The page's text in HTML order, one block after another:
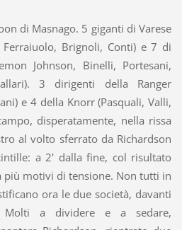
di Masnago. 5 giganti di Varese
Ferraiuolo, Brignoli, Conti) e 7 di
Johnson, Binelli, Portesani,
3 dirigenti della Ranger
e 4 della Knorr (Pasquali, Valli,
disperatamente, nella rissa
al volto sferrato da Richardson
a 2' dalla fine, col risultato
più motivi di tensione. Non tutti in
ora le due società, davanti
Molti a dividere e a sedare,